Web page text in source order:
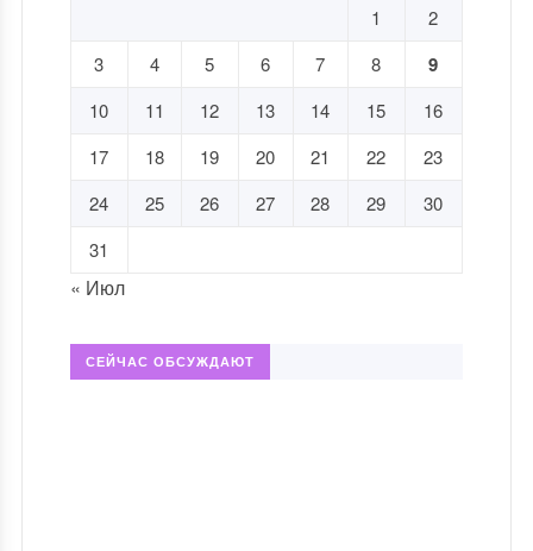
1
2
3
4 5 6 7 8 9
10 11 12 13 14 15
16
17
18 19 20 21 22
23
24
25 26 27 28 29
30
31
« Июл
СЕЙЧАС ОБСУЖДАЮТ